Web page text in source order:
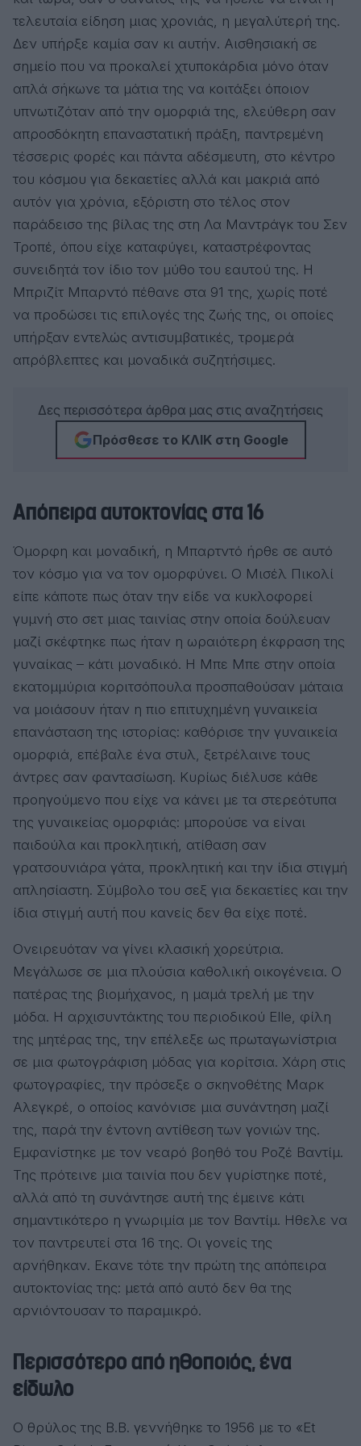
τελευταία είδηση μιας χρονιάς, η μεγαλύτερή της.
Δεν υπήρξε καμία σαν κι αυτήν. Αισθησιακή σε
σημείο που να προκαλεί χτυποκάρδια μόνο όταν
απλά σήκωνε τα μάτια της να κοιτάξει όποιον
υπνωτιζόταν από την ομορφιά της, ελεύθερη σαν
απροσδόκητη επαναστατική πράξη, παντρεμένη
τέσσερις φορές και πάντα αδέσμευτη, στο κέντρο
του κόσμου για δεκαετίες αλλά και μακριά από
αυτόν για χρόνια, εξόριστη στο τέλος στον
παράδεισο της βίλας της στη Λα Μαντράγκ του Σεν
Τροπέ, όπου είχε καταφύγει, καταστρέφοντας
συνειδητά τον ίδιο τον μύθο του εαυτού της. Η
Μπριζίτ Μπαρντό πέθανε στα 91 της, χωρίς ποτέ
να προδώσει τις επιλογές της ζωής της, οι οποίες
υπήρξαν εντελώς αντισυμβατικές, τρομερά
απρόβλεπτες και μοναδικά συζητήσιμες.
Δες περισσότερα άρθρα μας στις αναζητήσεις
Πρόσθεσε το ΚΛΙΚ στη Google
Απόπειρα αυτοκτονίας στα 16
Όμορφη και μοναδική, η Μπαρτντό ήρθε σε αυτό
τον κόσμο για να τον ομορφύνει. Ο Μισέλ Πικολί
είπε κάποτε πως όταν την είδε να κυκλοφορεί
γυμνή στο σετ μιας ταινίας στην οποία δούλευαν
μαζί σκέφτηκε πως ήταν η ωραιότερη έκφραση της
γυναίκας – κάτι μοναδικό. Η Μπε Μπε στην οποία
εκατομμύρια κοριτσόπουλα προσπαθούσαν μάταια
να μοιάσουν ήταν η πιο επιτυχημένη γυναικεία
επανάσταση της ιστορίας: καθόρισε την γυναικεία
ομορφιά, επέβαλε ένα στυλ, ξετρέλαινε τους
άντρες σαν φαντασίωση. Κυρίως διέλυσε κάθε
προηγούμενο που είχε να κάνει με τα στερεότυπα
της γυναικείας ομορφιάς: μπορούσε να είναι
παιδούλα και προκλητική, ατίθαση σαν
γρατσουνιάρα γάτα, προκλητική και την ίδια στιγμή
απλησίαστη. Σύμβολο του σεξ για δεκαετίες και την
ίδια στιγμή αυτή που κανείς δεν θα είχε ποτέ.
Ονειρευόταν να γίνει κλασική χορεύτρια.
Μεγάλωσε σε μια πλούσια καθολική οικογένεια. Ο
πατέρας της βιομήχανος, η μαμά τρελή με την
μόδα. Η αρχισυντάκτης του περιοδικού Elle, φίλη
της μητέρας της, την επέλεξε ως πρωταγωνίστρια
σε μια φωτογράφιση μόδας για κορίτσια. Χάρη στις
φωτογραφίες, την πρόσεξε ο σκηνοθέτης Μαρκ
Αλεγκρέ, ο οποίος κανόνισε μια συνάντηση μαζί
της, παρά την έντονη αντίθεση των γονιών της.
Εμφανίστηκε με τον νεαρό βοηθό του Ροζέ Βαντίμ.
Της πρότεινε μια ταινία που δεν γυρίστηκε ποτέ,
αλλά από τη συνάντησε αυτή της έμεινε κάτι
σημαντικότερο η γνωριμία με τον Βαντίμ. Ηθελε να
τον παντρευτεί στα 16 της. Οι γονείς της
αρνήθηκαν. Εκανε τότε την πρώτη της απόπειρα
αυτοκτονίας της: μετά από αυτό δεν θα της
αρνιόντουσαν το παραμικρό.
Περισσότερο από ηθοποιός, ένα
είδωλο
Ο θρύλος της B.B. γεννήθηκε το 1956 με το «Et